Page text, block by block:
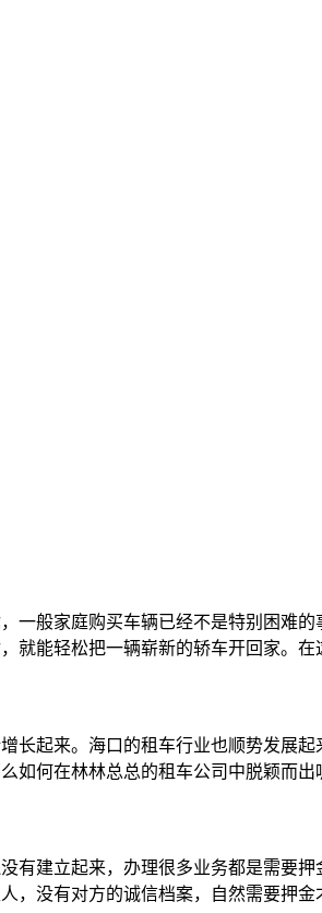
一般家庭购买车辆已经不是特别困难
就能轻松把一辆崭新的轿车开回家。在
长起来。海口的租车行业也顺势发展
如何在林林总总的租车公司中脱颖而出
有建立起来，办理很多业务都是需要
，没有对方的诚信档案，自然需要押金